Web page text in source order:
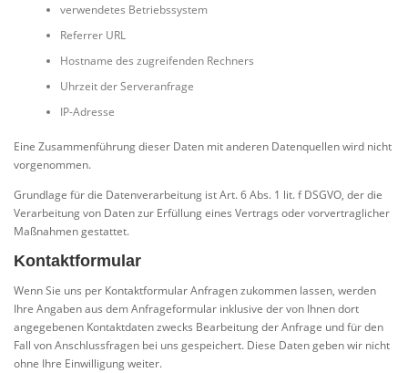
verwendetes Betriebssystem
Referrer URL
Hostname des zugreifenden Rechners
Uhrzeit der Serveranfrage
IP-Adresse
Eine Zusammenführung dieser Daten mit anderen Datenquellen wird nicht
vorgenommen.
Grundlage für die Datenverarbeitung ist Art. 6 Abs. 1 lit. f DSGVO, der die
Verarbeitung von Daten zur Erfüllung eines Vertrags oder vorvertraglicher
Maßnahmen gestattet.
Kontaktformular
Wenn Sie uns per Kontaktformular Anfragen zukommen lassen, werden
Ihre Angaben aus dem Anfrageformular inklusive der von Ihnen dort
angegebenen Kontaktdaten zwecks Bearbeitung der Anfrage und für den
Fall von Anschlussfragen bei uns gespeichert. Diese Daten geben wir nicht
ohne Ihre Einwilligung weiter.